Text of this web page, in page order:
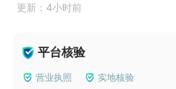
更新：4小时前
平台核验
营业执照 实地核验